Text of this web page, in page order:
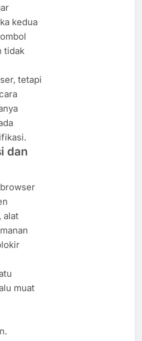
kedua
tidak
tetapi
dan
alat
muat